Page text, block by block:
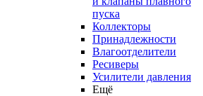
пуска
Коллекторы
Принадлежности
Влагоотделители
Ресиверы
Усилители давления
Ещё